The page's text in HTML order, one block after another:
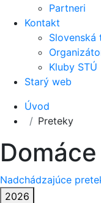
Partneri
Kontakt
Slovenská
Kluby STÚ
Starý web
Úvod
Preteky
Nadchádzajúce
2026